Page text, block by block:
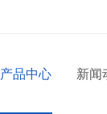
产品中心 新闻